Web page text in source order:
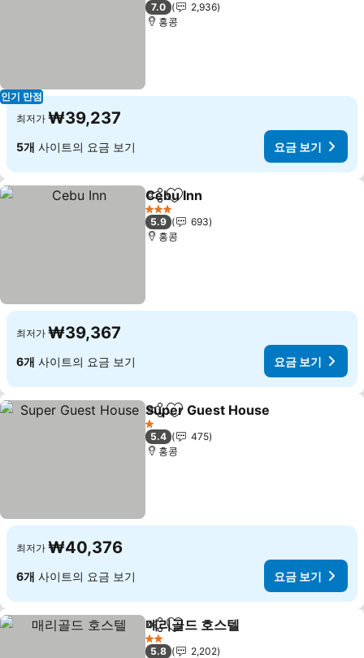
인기 만점
7.0
2,936
홍콩
최저가 ₩39,237
5개 사이트의 요금 보기 요금 보기
공유 즐겨찾기에 추가
Cebu Inn
3 성급
5.9
693
홍콩
최저가 ₩39,367
6개 사이트의 요금 보기 요금 보기
공유 즐겨찾기에 추가
Super Guest House
1 성급
5.4
475
홍콩
최저가 ₩40,376
6개 사이트의 요금 보기 요금 보기
공유 즐겨찾기에 추가
매리골드 호스텔
2 성급
5.8
2,202